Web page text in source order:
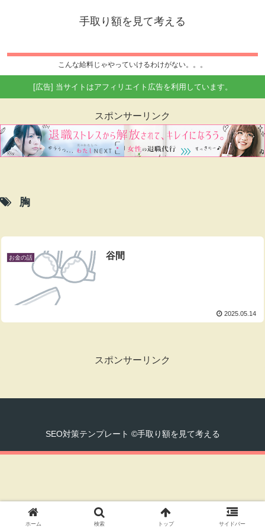
手取り額を見て考える
こんな給料じゃやっていけるわけがない。。。
[広告] 当サイトはアフィリエイト広告を利用しています。
スポンサーリンク
胸
お金の話 谷間
2025.05.14
スポンサーリンク
SEO対策テンプレート ©手取り額を見て考える
ホーム 検索 トップ サイドバー